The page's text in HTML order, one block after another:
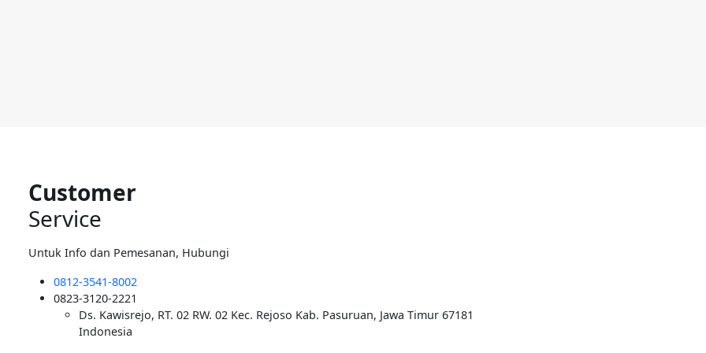
Customer
Service
Untuk Info dan Pemesanan, Hubungi
0812-3541-8002
0823-3120-2221
Ds. Kawisrejo, RT. 02 RW. 02 Kec. Rejoso Kab. Pasuruan, Jawa Timur 67181
Indonesia